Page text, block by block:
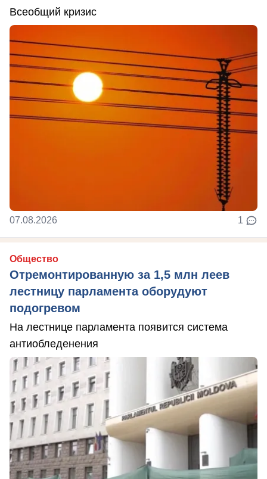
Всеобщий кризис
07.08.2026 1
Общество
Отремонтированную за 1,5 млн леев
лестницу парламента оборудуют
подогревом
На лестнице парламента появится система
антиобледенения